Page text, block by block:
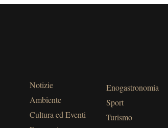
Notizie
Ambiente
Cultura ed Eventi
Enogastronomia
Sport
Turismo